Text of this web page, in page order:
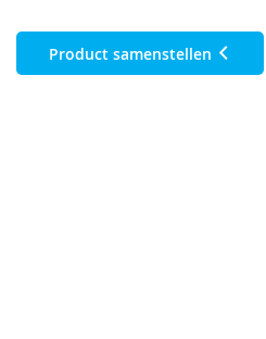
Product samenstellen